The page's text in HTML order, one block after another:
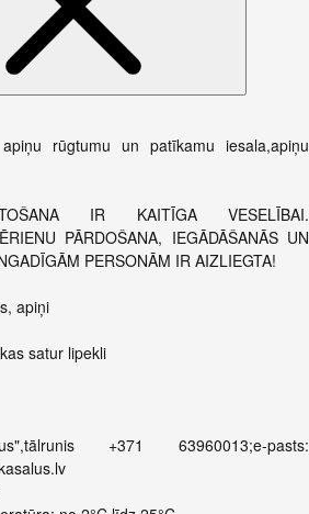
rūgtumu un patīkamu iesala,apiņu
IR KAITĪGA VESELĪBAI.
PĀRDOŠANA, IEGĀDĀŠANĀS UN
PERSONĀM IR AIZLIEGTA!
apiņi
satur lipekli
+371 63960013;e-pasts: